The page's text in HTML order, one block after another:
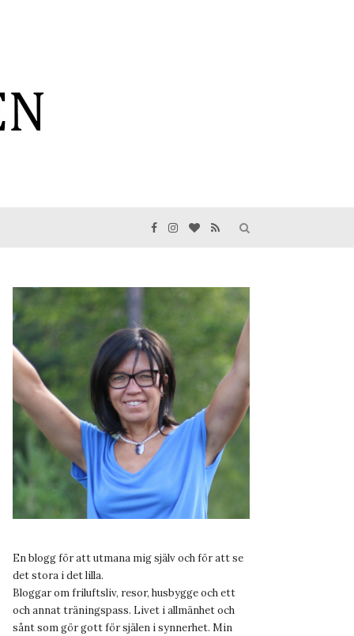
En blogg för att utmana mig själv och för att se
det stora i det lilla.
Bloggar om friluftsliv, resor, husbygge och ett
och annat träningspass. Livet i allmänhet och
sånt som gör gott för själen i synnerhet. Min